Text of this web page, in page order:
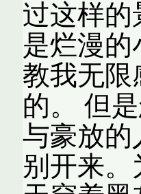
过这样的
是烂漫
教我无限
的。 但
与豪放的
别开来